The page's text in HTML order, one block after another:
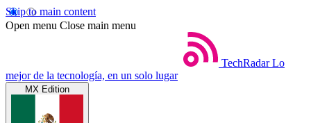
Skip to main content
Open menu Close main menu
TechRadar Lo
mejor de la tecnología, en un solo lugar
MX Edition